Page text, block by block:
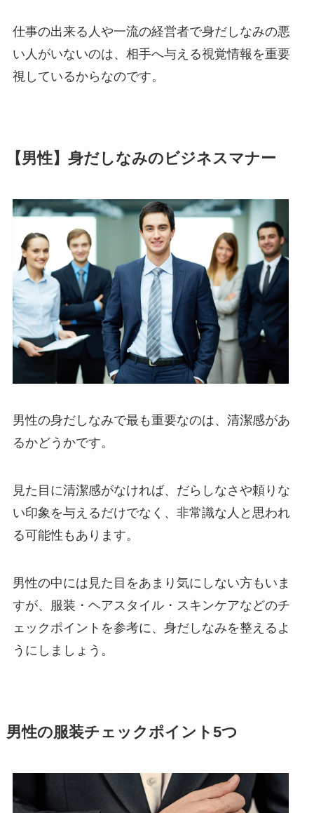
仕事の出来る人や一流の経営者で身だしなみの悪
い人がいないのは、相手へ与える視覚情報を重要
視しているからなのです。
【男性】身だしなみのビジネスマナー
男性の身だしなみで最も重要なのは、清潔感があ
るかどうかです。
見た目に清潔感がなければ、だらしなさや頼りな
い印象を与えるだけでなく、非常識な人と思われ
る可能性もあります。
男性の中には見た目をあまり気にしない方もいま
すが、服装・ヘアスタイル・スキンケアなどのチ
ェックポイントを参考に、身だしなみを整えるよ
うにしましょう。
男性の服装チェックポイント5つ